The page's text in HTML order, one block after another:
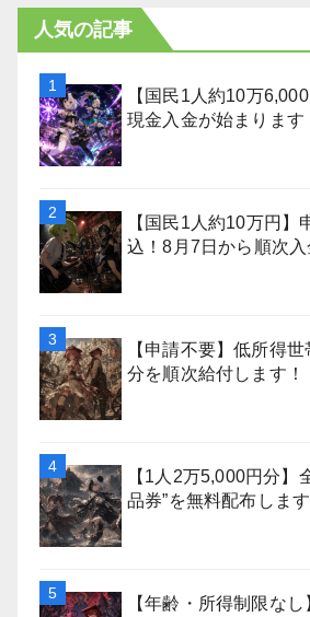
人気の記事
【国民1人約10万
現金入金が始まります
【国民1人約10万円】
込！8月7日から順次入
【申請不要】低所得
分を順次給付します！
【1人2万5,000円分】
品券”を無料配布します
【年齢・所得制限な